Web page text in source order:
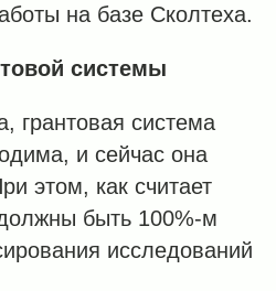
на базе Сколтеха.
системы
грантовая система
и сейчас она
этом, как считает
быть 100%-м
исследований